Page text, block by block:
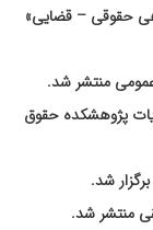
حقوقی – قضایی»
منتشر شد.
پژوهشکده حقوق
شد.